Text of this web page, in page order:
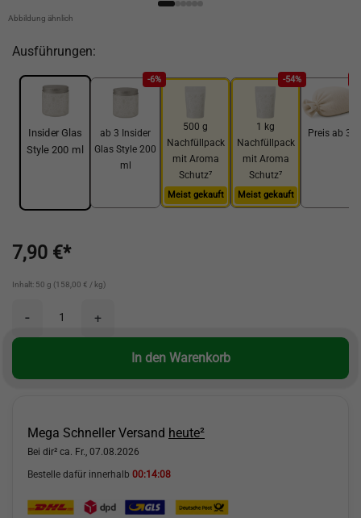
Abbildung ähnlich
Ausführungen:
Insider Glas
Style 200 ml
-6%
ab 3 Insider
Glas Style 200
ml
500 g
Nachfüllpack
mit Aroma
Schutz⁷
Meist gekauft
-54%
1 kg
Nachfüllpack
mit Aroma
Schutz⁷
Meist gekauft
Preis ab 3
7,90 €*
Inhalt: 50 g (158,00 € / kg)
- +
In den Warenkorb
Mega Schneller Versand heute²
Bei dir² ca. Fr., 07.08.2026
Bestelle dafür innerhalb 00:14:07